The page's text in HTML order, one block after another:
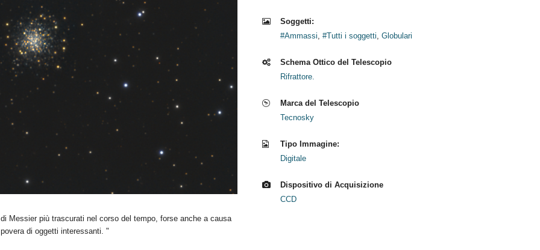
Messier più trascurati nel corso del tempo, forse anche a causa
di oggetti interessanti. "
Soggetti:
#Ammassi, #Tutti i soggetti, Globulari
Schema Ottico del Telescopio
Rifrattore.
Marca del Telescopio
Tecnosky
Tipo Immagine:
Digitale
Dispositivo di Acquisizione
CCD